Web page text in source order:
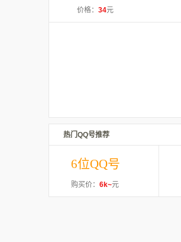
价格： 34元
热门QQ号推荐
6位QQ号
购买价： 6k~元